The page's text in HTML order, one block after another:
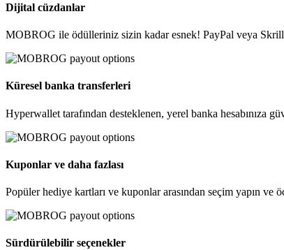
Dijital cüzdanlar
MOBROG ile ödülleriniz sizin kadar esnek! PayPal veya Skrill
Küresel banka transferleri
Hyperwallet tarafından desteklenen, yerel banka hesabınıza
Kuponlar ve daha fazlası
Popüler hediye kartları ve kuponlar arasından seçim yapın
Sürdürülebilir seçenekler